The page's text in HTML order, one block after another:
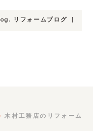
, リフォームブログ
木村工務店のリフォーム